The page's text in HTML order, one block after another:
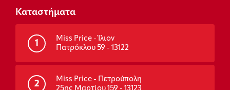
Καταστήματα
1
Miss Price - Ίλιον
Πατρόκλου 59 - 13122
2
Miss Price - Πετρούπολη